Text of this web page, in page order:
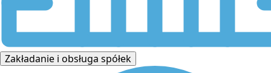
Zakładanie i obsługa spółek